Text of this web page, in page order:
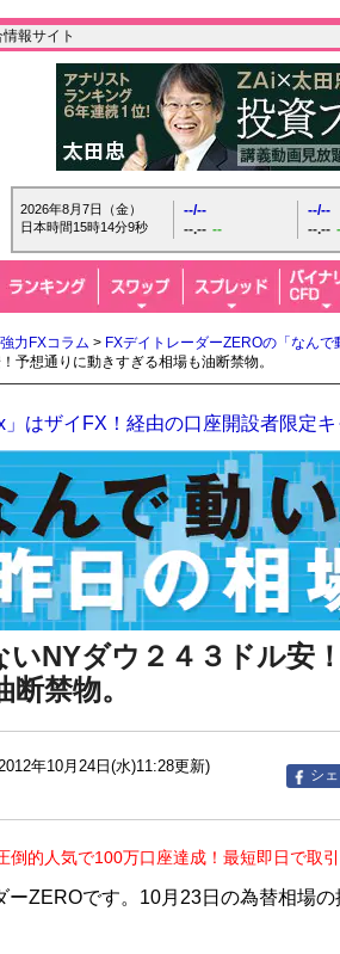
報サイト
2026年8月7日（金）
日本時間15時14分10秒
--/--
--.-- --
--/--
--.--
力FXコラム > FXデイトレーダーZEROの「なんで
予想通りに動きすぎる相場も油断禁物。
はザイFX！経由の口座開設者限定キ
いNYダウ２４３ドル安
禁物。
年10月24日(水)11:28更新)
シ
倒的人気で100万口座達成！最短即日で取引
ーZEROです。10月23日の為替相場